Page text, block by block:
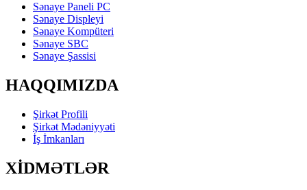
Sənaye Paneli PC
Sənaye Displeyi
Sənaye Kompüteri
Sənaye SBC
Sənaye Şassisi
HAQQIMIZDA
Şirkət Profili
Şirkət Mədəniyyəti
İş İmkanları
XİDMƏTLƏR